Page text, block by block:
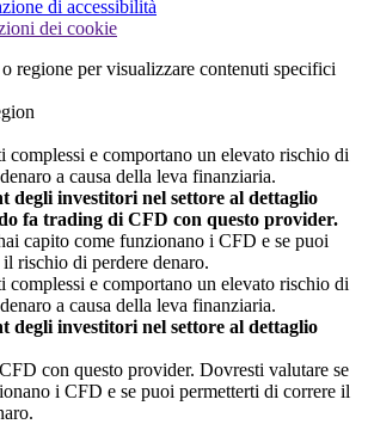
di accessibilità
dei cookie
regione per visualizzare contenuti specifici
complessi e comportano un elevato rischio di
a causa della leva finanziaria.
degli investitori nel settore al dettaglio
fa trading di CFD con questo provider.
capito come funzionano i CFD e se puoi
rischio di perdere denaro.
complessi e comportano un elevato rischio di
a causa della leva finanziaria.
degli investitori nel settore al dettaglio
con questo provider. Dovresti valutare se
i CFD e se puoi permetterti di correre il